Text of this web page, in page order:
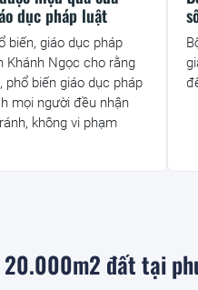
dục pháp luật
biến, giáo dục pháp
Khánh Ngọc cho rằng
biến giáo dục pháp
mọi người đều nhận
không vi phạm
20.000m2 đất tại